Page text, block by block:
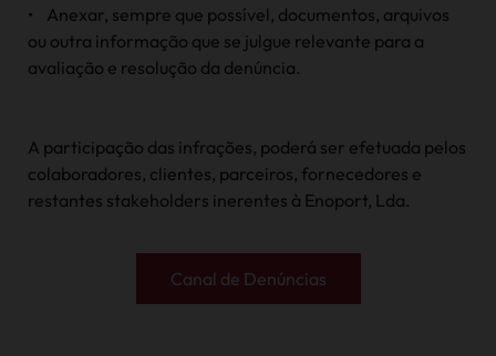
• Anexar, sempre que possível, documentos, arquivos
ou outra informação que se julgue relevante para a
avaliação e resolução da denúncia.
A participação das infrações, poderá ser efetuada pelos
colaboradores, clientes, parceiros, fornecedores e
restantes stakeholders inerentes à Enoport, Lda.
Canal de Denúncias